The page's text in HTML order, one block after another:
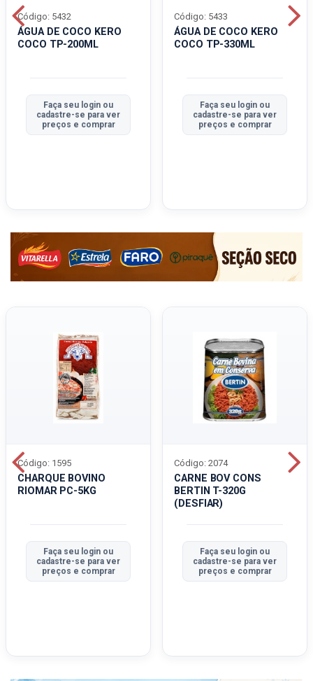
ÁGUA DE COCO KERO
COCO TP-200ML
Código: 5432
Faça seu login ou
cadastre-se para ver
preços e comprar
ÁGUA DE COCO KERO
COCO TP-330ML
Código: 5433
Faça seu login ou
cadastre-se para ver
preços e comprar
CHARQUE BOVINO
RIOMAR PC-5KG
Código: 1595
Faça seu login ou
cadastre-se para ver
preços e comprar
CARNE BOV CONS
BERTIN T-320G
(DESFIAR)
Código: 2074
Faça seu login ou
cadastre-se para ver
preços e comprar